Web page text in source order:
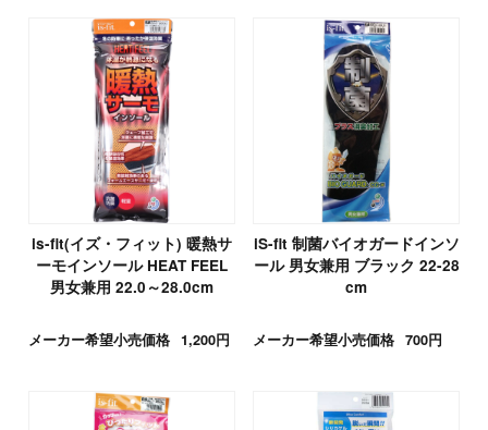
is-fit(イズ・フィット) 暖熱サ
ーモインソール HEAT FEEL
男女兼用 22.0～28.0cm
メーカー希望小売価格 1,200円
iS-fit 制菌バイオガードインソ
ール 男女兼用 ブラック 22-28
cm
メーカー希望小売価格 700円